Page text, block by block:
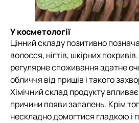
У косметології
Цінний складу позитивно
волосся, нігтів, шкірних
регулярне споживання здатне
обличчя від прищів і такого
Хімічний склад продукту
причини появи запалень. Крім
нескладно домогтися гладкою і